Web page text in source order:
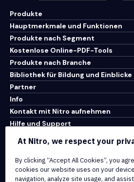
Produkte
Hauptmerkmale und Funktionen
Produkte nach Segment
Kostenlose Online-PDF-Tools
Produkte nach Branche
Bibliothek für Bildung und Einblicke
Partner
Info
Kontakt mit Nitro aufnehmen
Hilfe und Support
Nutzungsbedingungen
Cookie-Richtlinie
At Nitro, we respect your
By clicking “Accept All Cookies”, you
cookies our website uses on your
navigation, analyze site usage, and